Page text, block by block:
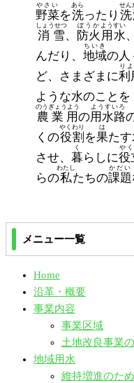
野菜
やさい
を洗
あら
ったり
せん
消雪
しょうせつ
、 防火
ぼうか
用水
ようすい
んだり、地域
ちいき
の人
ど、さまざまに利
り
ような水のことを
農業用
のうぎょうよう
の用水路
ようすいろ
くの役割
やくわり
を果
は
た
させ、暮
く
らしに役
や
らの私
わたし
たちの課題
かだい
メニュー一覧
Home
沿革・概要
事業内容
事業区域
土地改良事業
地域用水
維持増進のた